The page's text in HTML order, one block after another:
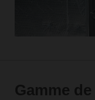
Gamme